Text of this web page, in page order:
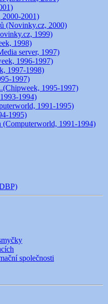
2000-2001)
(Novinky.cz, 2000)
1999)
1998)
server, 1997)
1996-1997)
1997-1998)
1997)
1995-1997)
1994)
1991-1995)
1995)
1991-1994)
společnosti